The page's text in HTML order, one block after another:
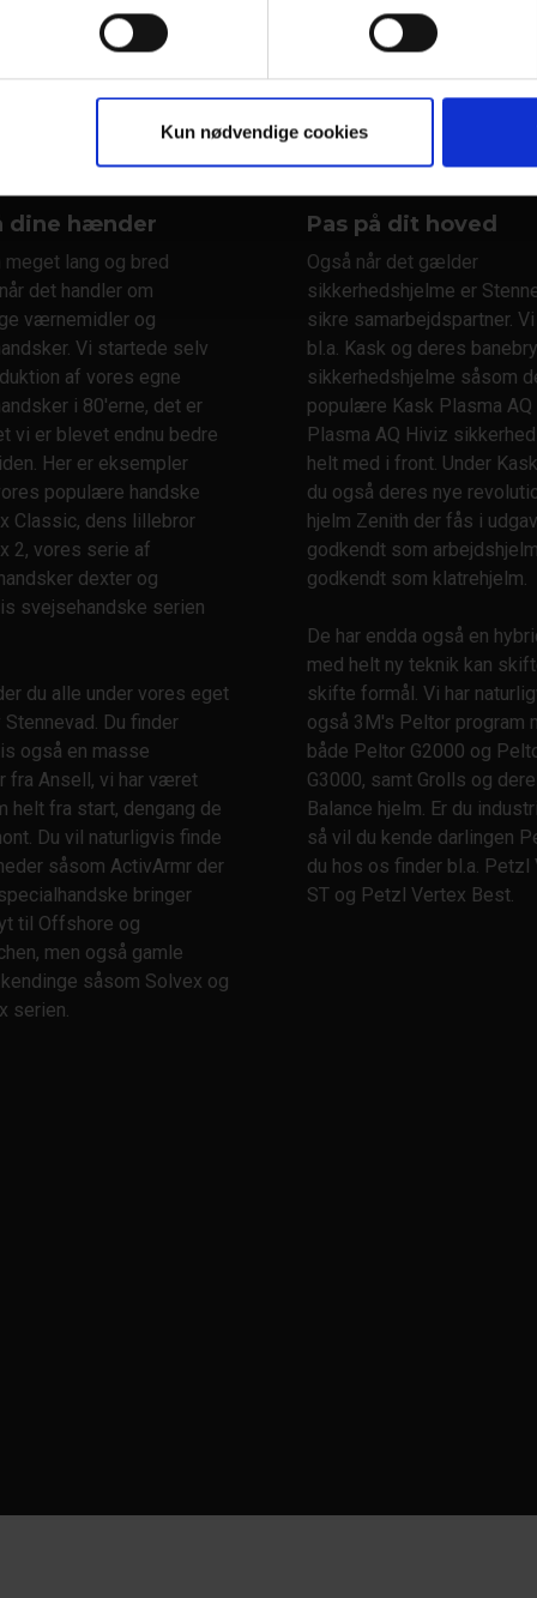
Kun nødvendige cookies
dine hænder
meget lang og bred
det handler om
værnemidler og
Vi startede selv
af vores egne
i 80'erne, det er
vi er blevet endnu bedre
Her er eksempler
populære handske
Classic, dens lillebror
2, vores serie af
dexter og
svejsehandske serien
du alle under vores eget
Stennevad. Du finder
også en masse
fra Ansell, vi har været
helt fra start, dengang de
Du vil naturligvis finde
såsom ActivArmr der
bringer
til Offshore og
men også gamle
såsom Solvex og
serien.
Pas på dit hoved
Også når det gælder
sikkerhedshjelme er
sikre samarbejdspartner.
bl.a. Kask og deres
sikkerhedshjelme såsom
populære Kask Plasma AQ
Plasma AQ Hiviz
helt med i front. Under
du også deres nye
hjelm Zenith der fås i
godkendt som
godkendt som klatrehjelm.
De har endda også en
med helt ny teknik kan
skifte formål. Vi har
også 3M's Peltor program
både Peltor G2000 og
G3000, samt Grolls og
Balance hjelm. Er du
så vil du kende darlingen
du hos os finder bl.a. Petzl
ST og Petzl Vertex Best.